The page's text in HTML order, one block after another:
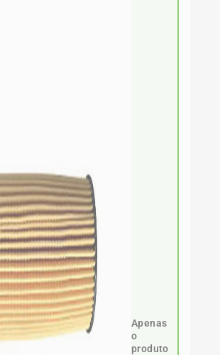
Apenas
o
produto